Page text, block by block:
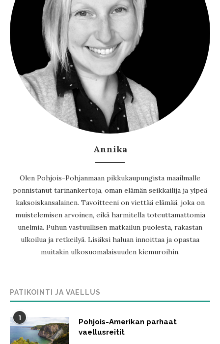
Annika
Olen Pohjois-Pohjanmaan pikkukaupungista maailmalle
ponnistanut tarinankertoja, oman elämän seikkailija ja ylpeä
kaksoiskansalainen. Tavoitteeni on viettää elämää, joka on
muistelemisen arvoinen, eikä harmitella toteuttamattomia
unelmia. Puhun vastuullisen matkailun puolesta, rakastan
ulkoilua ja retkeilyä. Lisäksi haluan innoittaa ja opastaa
muitakin ulkosuomalaisuuden kiemuroihin.
PATIKOINTI JA VAELLUS
1
Pohjois-Amerikan parhaat
vaellusreitit